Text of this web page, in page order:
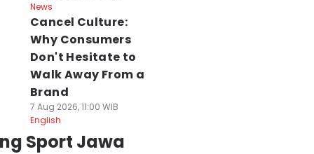
News
Cancel Culture:
Why Consumers
Don't Hesitate to
Walk Away From a
Brand
7 Aug 2026, 11:00 WIB
English
Sport Jawa